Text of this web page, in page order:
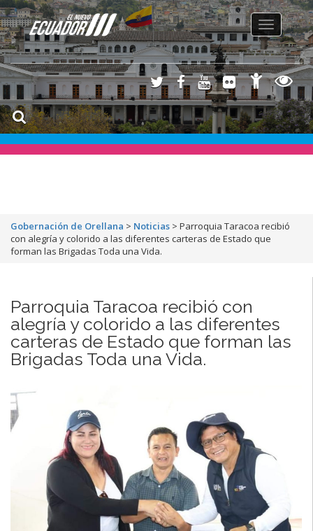
Toggle
navigation
Gobernación de Orellana > Noticias > Parroquia Taracoa recibió
con alegría y colorido a las diferentes carteras de Estado que
forman las Brigadas Toda una Vida.
Parroquia Taracoa recibió con
alegría y colorido a las diferentes
carteras de Estado que forman las
Brigadas Toda una Vida.